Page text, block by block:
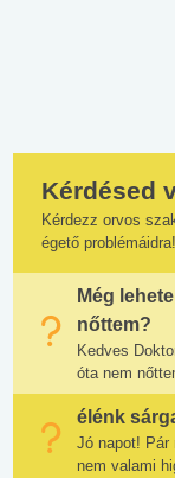
Kérdésed
Kérdezz orvos
égető problémáidra!
Még
nőttem?
Kedves
óta nem
élénk
Jó napot! Pár
nem valami